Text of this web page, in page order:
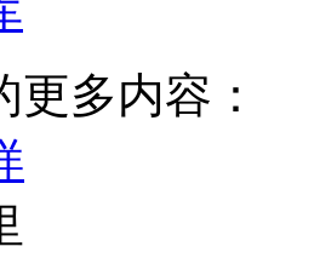
多内容：